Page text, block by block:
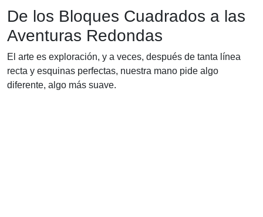
De los Bloques Cuadrados a las
Aventuras Redondas
El arte es exploración, y a veces, después de tanta línea
recta y esquinas perfectas, nuestra mano pide algo
diferente, algo más suave.